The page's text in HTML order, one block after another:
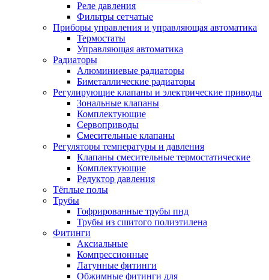
Реле давления
Фильтры сетчатые
Приборы управления и управляющая автоматика
Термостаты
Управляющая автоматика
Радиаторы
Алюминиевые радиаторы
Биметаллические радиаторы
Регулирующие клапаны и электрические приводы
Зональные клапаны
Комплектующие
Сервоприводы
Смесительные клапаны
Регуляторы температуры и давления
Клапаны смесительные термостатические
Комплектующие
Редуктор давления
Тёплые полы
Трубы
Гофрированные трубы пнд
Трубы из сшитого полиэтилена
Фитинги
Аксиальные
Компрессионные
Латунные фитинги
Обжимные фитинги для